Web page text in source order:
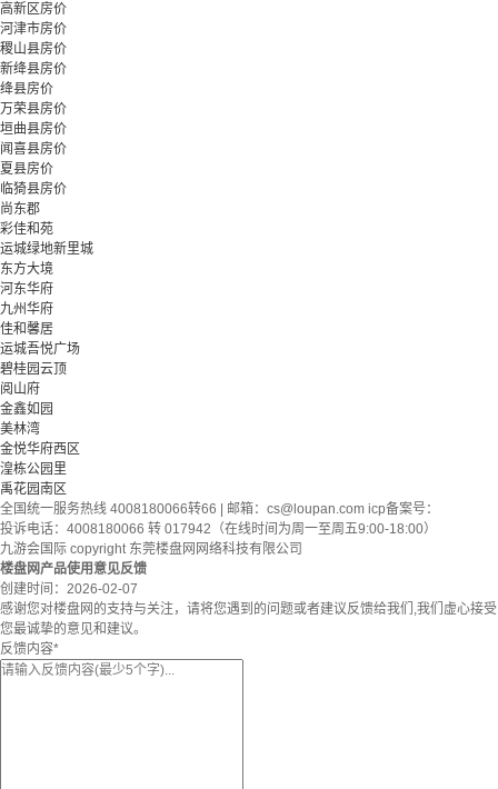
高新区房价
河津市房价
稷山县房价
新绛县房价
绛县房价
万荣县房价
垣曲县房价
闻喜县房价
夏县房价
临猗县房价
尚东郡
彩佳和苑
运城绿地新里城
东方大境
河东华府
九州华府
佳和馨居
运城吾悦广场
碧桂园云顶
阅山府
金鑫如园
美林湾
金悦华府西区
湟栋公园里
禹花园南区
全国统一服务热线 4008180066转66 | 邮箱： cs@loupan.com icp备案号：
投诉电话：4008180066 转 017942（在线时间为周一至周五9:00-18:00）
九游会国际 copyright 东莞楼盘网网络科技有限公司
楼盘网产品使用意见反馈
创建时间： 2026-02-07
感谢您对楼盘网的支持与关注，请将您遇到的问题或者建议反馈给我们,我们虚心接受
您最诚挚的意见和建议。
反馈内容*